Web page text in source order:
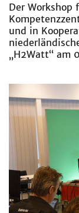
Der Workshop
und in
„H2Watt“ am